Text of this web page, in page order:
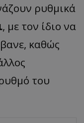
ρυθμικά
, με τον ίδιο να
καθώς
του